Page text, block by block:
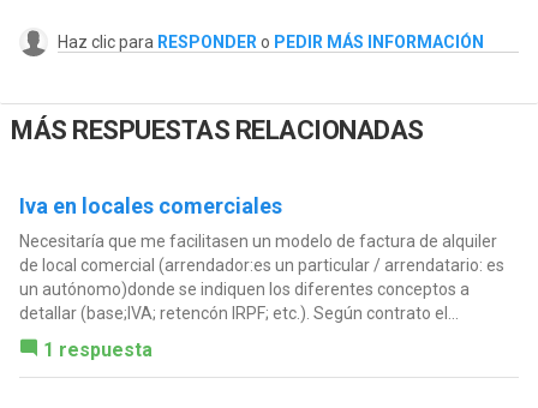
Haz clic para RESPONDER o PEDIR MÁS INFORMACIÓN
MÁS RESPUESTAS RELACIONADAS
Iva en locales comerciales
Necesitaría que me facilitasen un modelo de factura de alquiler
de local comercial (arrendador:es un particular / arrendatario: es
un autónomo)donde se indiquen los diferentes conceptos a
detallar (base;IVA; retencón IRPF; etc.). Según contrato el...
1 respuesta